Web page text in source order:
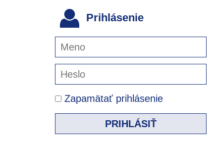
Prihlásenie
Zapamätať prihlásenie
PRIHLÁSIŤ